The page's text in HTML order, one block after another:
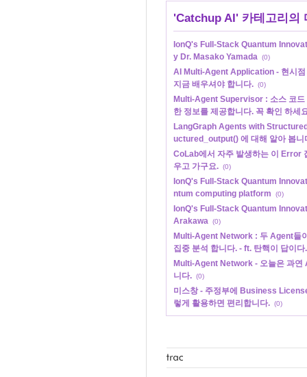
'Catchup AI ' 카테고리의
IonQ's Full-Stack Quantum
y Dr. Masako Yamada (0)
AI Multi-Agent Application - 현시점
지금 배우셔야 합니다. (0)
Multi-Agent Supervisor : 소스 코드
한 정보를 제공합니다. 꼭 확인 하세
LangGraph Agents with
uctured_output() 에 대해 알아 봅니
CoLab에서 자주 발생하는 이 Error
우고 가구요. (0)
IonQ's Full-Stack Quantum
ntum computing platform
(0)
IonQ's Full-Stack Quantum
Arakawa (0)
Multi-Agent Network : 두 Agent들
집중 분석 합니다. - ft. 탄핵이 답이다.
Multi-Agent Network - 오늘은 과연
니다. (0)
미스창 - 주정부에 Business
렇게 활용하면 편리합니다. (0)